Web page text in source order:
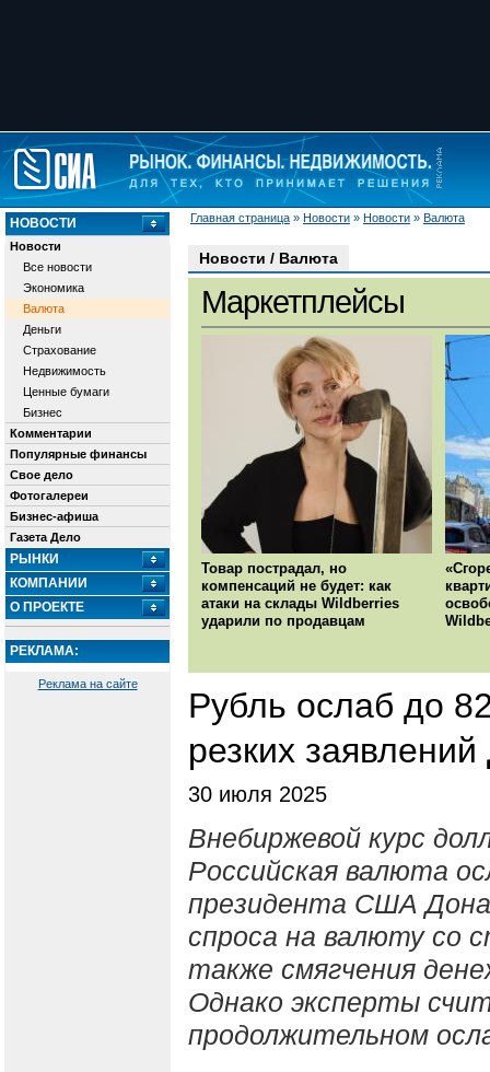
Главная страница » Новости » Новости » Валюта
НОВОСТИ
Новости
Все новости
Экономика
Валюта
Деньги
Страхование
Недвижимость
Ценные бумаги
Бизнес
Комментарии
Популярные финансы
Свое дело
Фотогалереи
Бизнес-афиша
Газета Дело
РЫНКИ
КОМПАНИИ
О ПРОЕКТЕ
РЕКЛАМА:
Реклама на сайте
Новости / Валюта
Маркетплейсы
Товар пострадал, но
компенсаций не будет: как
атаки на склады Wildberries
ударили по продавцам
Рубль ослаб до
резких
30 июля 2025
Внебиржевой курс
Российская валюта
президента США
спроса на валюту со
также смягчения
Однако эксперты
продолжительном